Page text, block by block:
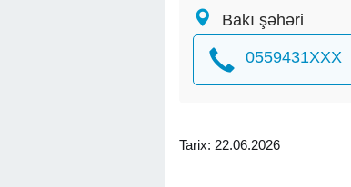
Bakı şəhəri
0559431XXX
Tarix: 22.06.2026